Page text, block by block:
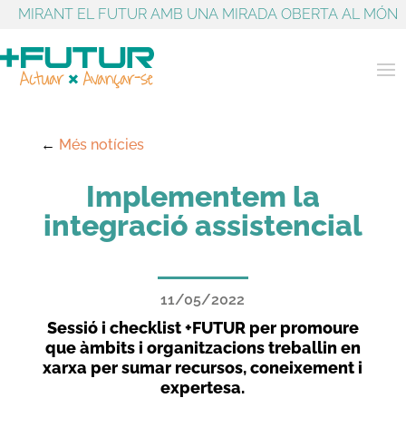
MIRANT EL FUTUR AMB UNA MIRADA OBERTA AL MÓN
← Més notícies
Implementem la
integració assistencial
11/05/2022
Sessió i checklist +FUTUR per promoure
que àmbits i organitzacions treballin en
xarxa per sumar recursos, coneixement i
expertesa.